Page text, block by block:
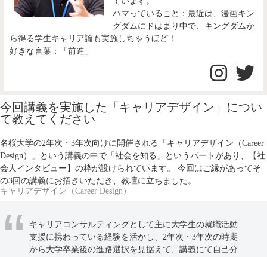
ハマっていること：最近は、漫画キン
グダムにドはまり中で、キングダムか
ら得る学生キャリア論も実施しちゃうほど！
好きな言葉：「前進」
今回講義を実施した「キャリアデザイン」につい
て教えてください
名桜大学の2年次・3年次向けに開催される「キャリアデザイン（Career
Design）」という講義の中で「社会を知る」というパートがあり、【社
会人インタビュー】の枠が設けられています。 今回はご縁があってそ
の3回の講義にお招きいただき、教壇に立ちました。
キャリアデザイン（Career Design）
キャリアコンサルティングとして主に大学生の就職活動
支援に携わっている経験を活かし、2年次・3年次の時期
から大学卒業後の進路選択を見据えて、講義にて自己分